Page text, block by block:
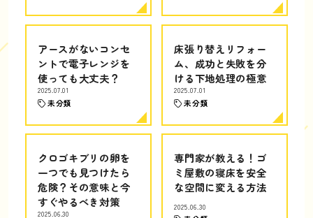
アースがないコンセ
ントで電子レンジを
使っても大丈夫？
2025.07.01
未分類
床張り替えリフォー
ム、成功と失敗を分
ける下地処理の極意
2025.07.01
未分類
クロゴキブリの卵を
一つでも見つけたら
危険？その意味と今
すぐやるべき対策
2025.06.30
専門家が教える！ゴ
ミ屋敷の寝床を安全
な空間に変える方法
2025.06.30